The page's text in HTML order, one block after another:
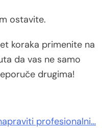
ostavite.
koraka primenite na
da vas ne samo
drugima!
profesionalni…